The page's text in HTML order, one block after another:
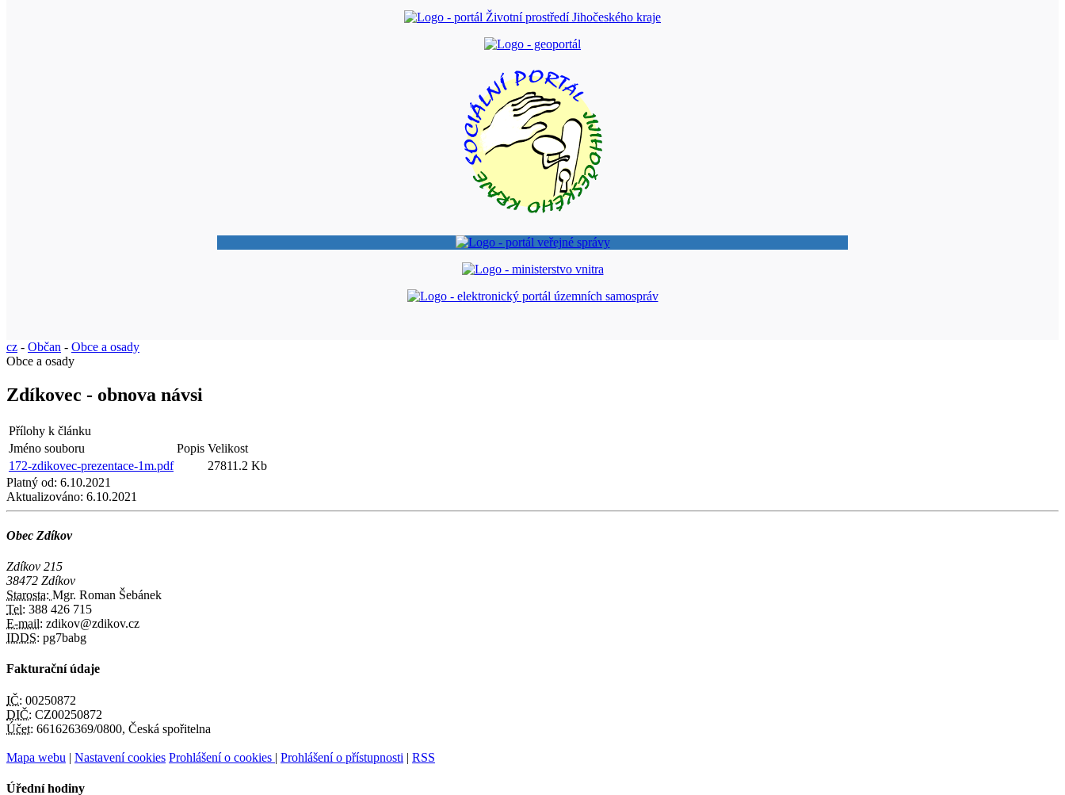
cz - Občan - Obce a osady
Obce a osady
Zdíkovec - obnova návsi
Přílohy k článku
Jméno souboru
Popis Velikost
172-zdikovec-prezentace-1m.pdf
27811.2 Kb
Platný od: 6.10.2021
Aktualizováno: 6.10.2021
Obec Zdíkov
Zdíkov 215
38472 Zdíkov
Starosta: Mgr. Roman Šebánek
Tel: 388 426 715
E-mail: zdikov@zdikov.cz
IDDS: pg7babg
Fakturační údaje
IČ: 00250872
DIČ: CZ00250872
Účet: 661626369/0800, Česká spořitelna
Mapa webu | Nastavení cookies Prohlášení o cookies | Prohlášení o přístupnosti | RSS
Úřední hodiny